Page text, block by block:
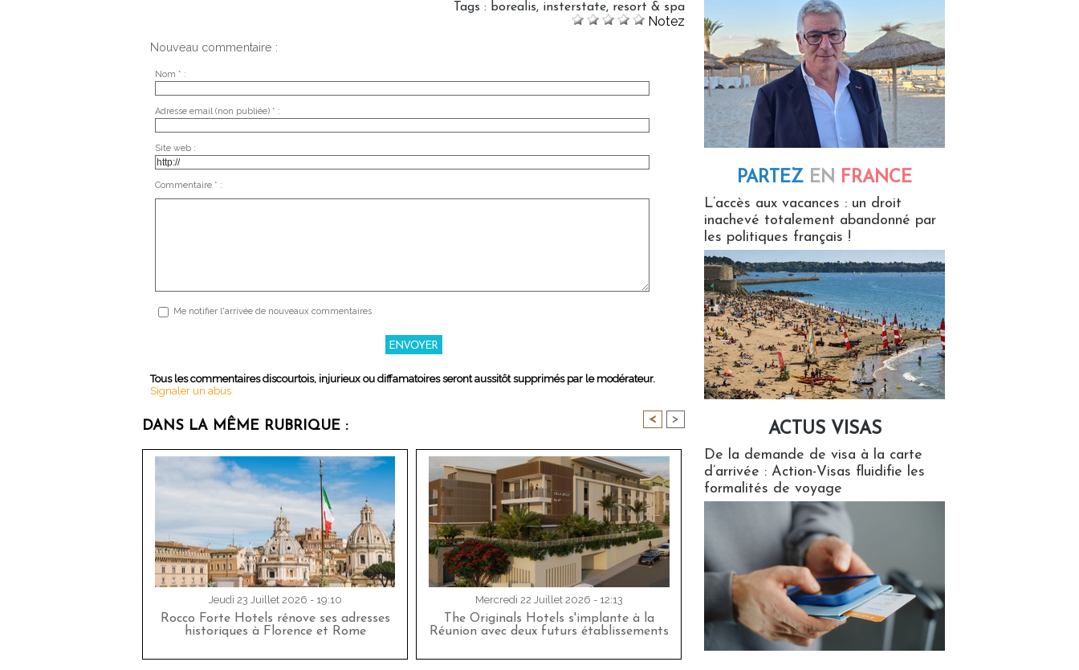
Tags : borealis, insterstate, resort & spa
Notez
Nouveau commentaire :
Nom * :
Adresse email (non publiée) * :
Site web :
Commentaire * :
Me notifier l'arrivée de nouveaux commentaires
Tous les commentaires discourtois, injurieux ou diffamatoires seront aussitôt supprimés par le modérateur.
Signaler un abus
DANS LA MÊME RUBRIQUE : < >
Jeudi 23 Juillet 2026 - 19:10
Rocco Forte Hotels rénove ses adresses
historiques à Florence et Rome
Mercredi 22 Juillet 2026 - 12:13
The Originals Hotels s'implante à la
Réunion avec deux futurs établissements
PARTEZ EN FRANCE
L’accès aux vacances : un droit
inachevé totalement abandonné par
les politiques français !
ACTUS VISAS
De la demande de visa à la carte
d’arrivée : Action-Visas fluidifie les
formalités de voyage